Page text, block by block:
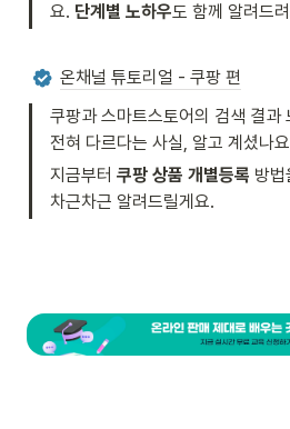
요. 단계별 노하우도 함께 알려드
온채널 튜토리얼 - 쿠팡 편
쿠팡과 스마트스토어의 검색 결과
전혀 다르다는 사실, 알고 계셨나
지금부터 쿠팡 상품 개별등록
차근차근 알려드릴게요.